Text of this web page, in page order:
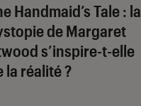
Handmaid’s Tale: la
de Margaret
s’inspire-t-elle
la réalité ?